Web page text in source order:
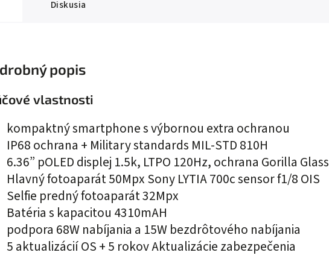
Diskusia
popis
vlastnosti
kompaktný smartphone s výbornou extra ochranou
IP68 ochrana + Military standards MIL-STD 810H
6.36” pOLED displej 1.5k, LTPO 120Hz, ochrana Gorilla Glass
Hlavný fotoaparát 50Mpx Sony LYTIA 700c sensor f1/8 OIS
Selfie predný fotoaparát 32Mpx
Batéria s kapacitou 4310mAH
podpora 68W nabíjania a 15W bezdrôtového nabíjania
5 aktualizácií OS + 5 rokov Aktualizácie zabezpečenia